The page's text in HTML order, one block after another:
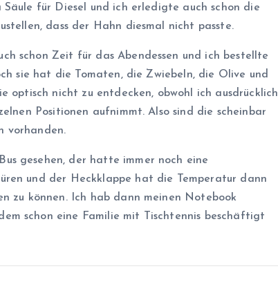
für Diesel und ich erledigte auch schon die
dass der Hahn diesmal nicht passte.
schon Zeit für das Abendessen und ich bestellte
sie hat die Tomaten, die Zwiebeln, die Olive und
optisch nicht zu entdecken, obwohl ich ausdrücklich
Positionen aufnimmt. Also sind die scheinbar
vorhanden.
gesehen, der hatte immer noch eine
und der Heckklappe hat die Temperatur dann
zu können. Ich hab dann meinen Notebook
schon eine Familie mit Tischtennis beschäftigt